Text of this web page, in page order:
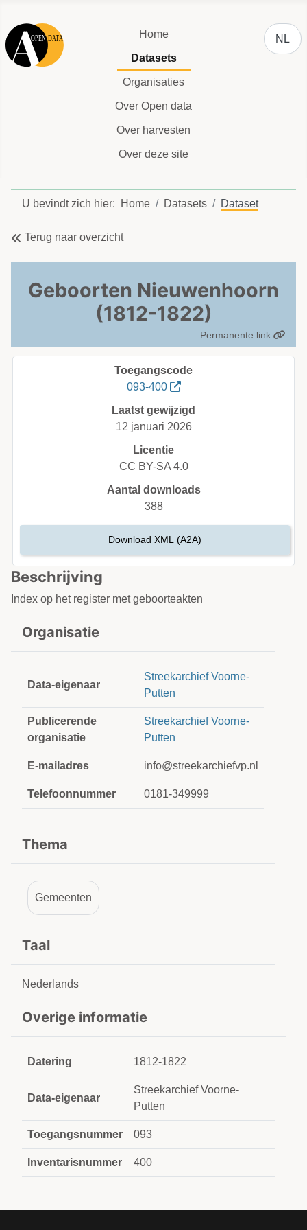
Home
Datasets
Organisaties
Over Open data
Over harvesten
Over deze site
NL
U bevindt zich hier: Home Datasets Dataset
Terug naar overzicht
Geboorten Nieuwenhoorn
(1812-1822)
Permanente link
Beschrijving
Index op het register met geboorteakten
Organisatie
Data-eigenaar
Streekarchief Voorne-
Putten
Publicerende
organisatie
Streekarchief Voorne-
Putten
E-mailadres info@streekarchiefvp.nl
Telefoonnummer 0181-349999
Thema
Gemeenten
Taal
Nederlands
Overige informatie
Datering 1812-1822
Data-eigenaar
Streekarchief Voorne-
Putten
Toegangsnummer 093
Inventarisnummer 400
Toegangscode
093-400
Laatst gewijzigd
12 januari 2026
Licentie
CC BY-SA 4.0
Aantal downloads
388
Download XML (A2A)